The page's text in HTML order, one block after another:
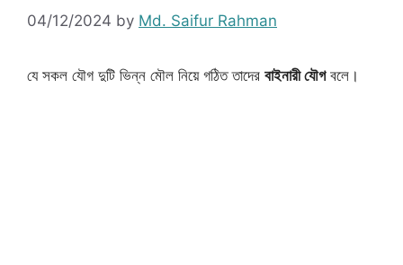
04/12/2024 by Md. Saifur Rahman
যে সকল যৌগ দুটি ভিন্ন মৌল নিয়ে গঠিত তাদের বাইনারী যৌগবলে।